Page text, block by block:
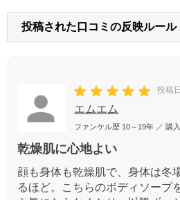
投稿された口コミの反映ルール
投稿日
エムエム
ファンケル歴 10～19年 ／ 購
乾燥肌に心地よい
顔も身体も乾燥肌で、身体は冬
るほど。こちらのボディソープ